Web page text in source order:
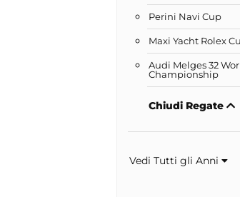
Perini Navi Cup
Maxi Yacht Rolex
Audi Melges 32
Championship
Chiudi Regate
Vedi Tutti gli Anni